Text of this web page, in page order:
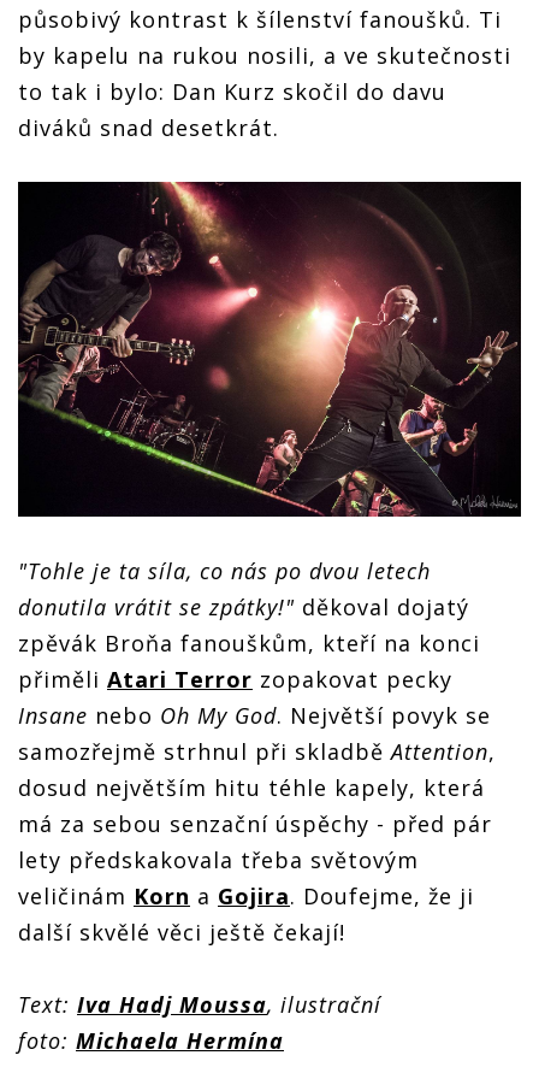
působivý kontrast k šílenství fanoušků. Ti
by kapelu na rukou nosili, a ve skutečnosti
to tak i bylo: Dan Kurz skočil do davu
diváků snad desetkrát.
"Tohle je ta síla, co nás po dvou letech
donutila vrátit se zpátky!" děkoval dojatý
zpěvák Broňa fanouškům, kteří na konci
přiměli Atari Terror zopakovat pecky
Insane nebo Oh My God. Největší povyk se
samozřejmě strhnul při skladběAttention,
dosud největším hitu téhle kapely, která
má za sebou senzační úspěchy - před pár
lety předskakovala třeba světovým
veličinám Korn a Gojira. Doufejme, že ji
další skvělé věci ještě čekají!
Text: Iva Hadj Moussa, ilustrační
foto: Michaela Hermína